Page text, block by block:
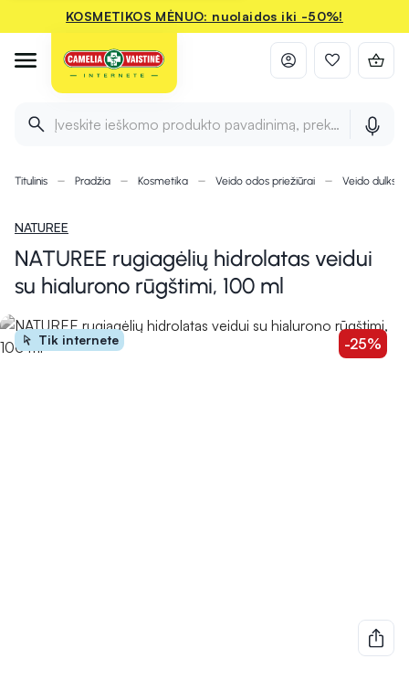
KOSMETIKOS MĖNUO: nuolaidos iki -50%!
Įveskite ieškomo produkto pavadinimą, prekės ženklą ir
Titulinis Pradžia Kosmetika Veido odos priežiūrai Veido
NATUREE
NATUREE rugiagėlių hidrolatas veidui
su hialurono rūgštimi, 100 ml
Tik internete -25%